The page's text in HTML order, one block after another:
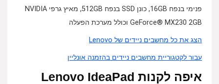
פנימי בנפח 16GB, כונן SSD בנפח 512GB, מאיץ גרפי NVIDIA
GeForce® MX230 2GB וכולל מערכת הפעלה
הצג את כל מחשבים ניידים של Lenovo
עבור לקטגוריית מחשבים ניידים בהזמנה אונליין
איפה לקנות Lenovo IdeaPad